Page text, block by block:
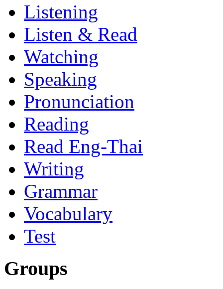
Listening
Listen & Read
Watching
Speaking
Pronunciation
Reading
Read Eng-Thai
Writing
Grammar
Vocabulary
Test
Groups